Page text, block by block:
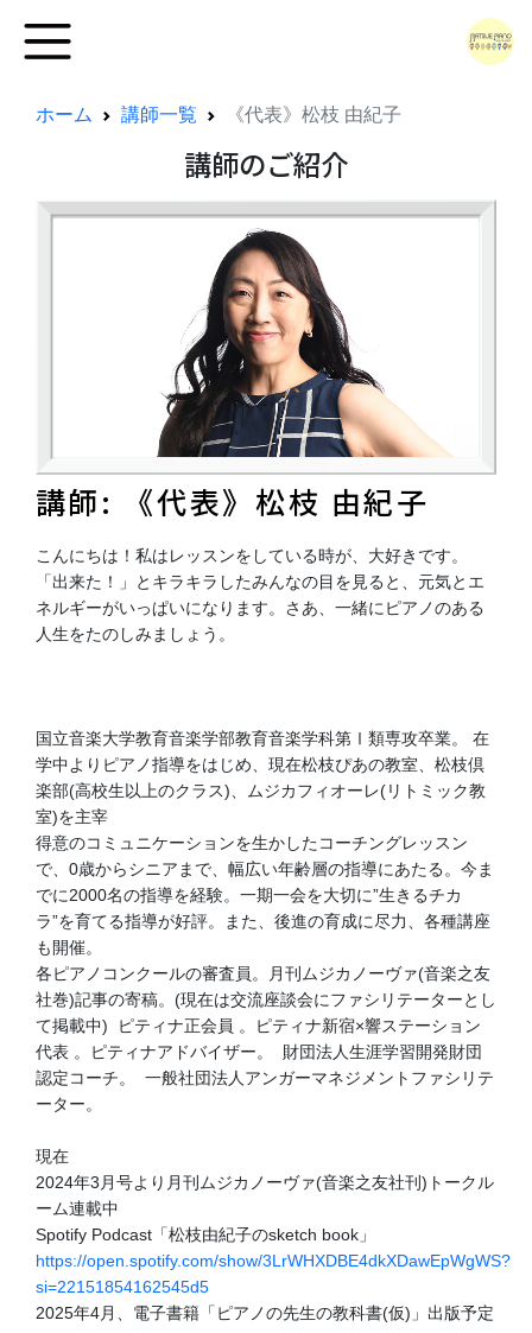
ホーム 講師一覧 《代表》松枝 由紀子
講師のご紹介
講師: 《代表》松枝 由紀子
こんにちは！私はレッスンをしている時が、大好きです。
「出来た！」とキラキラしたみんなの目を見ると、元気とエ
ネルギーがいっぱいになります。さあ、一緒にピアノのある
人生をたのしみましょう。
国立音楽大学教育音楽学部教育音楽学科第Ⅰ類専攻卒業。 在
学中よりピアノ指導をはじめ、現在松枝ぴあの教室、松枝倶
楽部(高校生以上のクラス)、ムジカフィオーレ(リトミック教
室)を主宰
得意のコミュニケーションを生かしたコーチングレッスン
で、0歳からシニアまで、幅広い年齢層の指導にあたる。今ま
でに2000名の指導を経験。一期一会を大切に”生きるチカ
ラ”を育てる指導が好評。また、後進の育成に尽力、各種講座
も開催。
各ピアノコンクールの審査員。月刊ムジカノーヴァ(音楽之友
社巻)記事の寄稿。(現在は交流座談会にファシリテーターとし
て掲載中) ピティナ正会員 。ピティナ新宿×響ステーション
代表 。ピティナアドバイザー。 財団法人生涯学習開発財団
認定コーチ。 一般社団法人アンガーマネジメントファシリテ
ーター。
現在
2024年3月号より月刊ムジカノーヴァ(音楽之友社刊)トークル
ーム連載中
Spotify Podcast「松枝由紀子のsketch book」
https://open.spotify.com/show/3LrWHXDBE4dkXDawEpWgWS?
si=22151854162545d5
2025年4月、電子書籍「ピアノの先生の教科書(仮)」出版予定